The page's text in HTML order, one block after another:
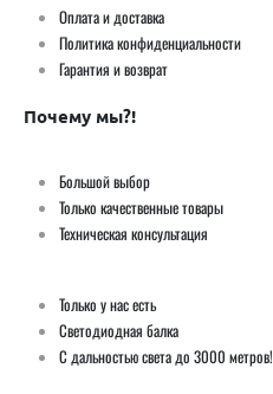
Оплата и доставка
Политика конфиденциальности
Гарантия и возврат
Почему мы?!
Большой выбор
Только качественные товары
Техническая консультация
Только у нас есть
Светодиодная балка
С дальностью света до 3000 метров!